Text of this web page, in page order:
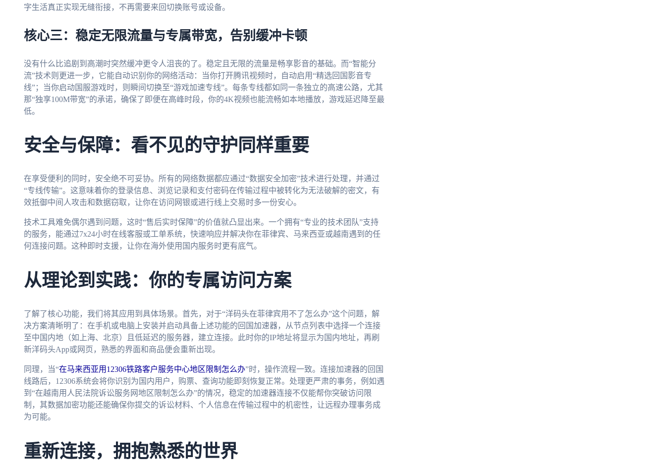
字生活真正实现无缝衔接，不再需要来回切换账号或设备。
核心三：稳定无限流量与专属带宽，告别缓冲卡顿
没有什么比追剧到高潮时突然缓冲更令人沮丧的了。稳定且无限的流量是畅享影音的基础。而“智能分
流”技术则更进一步，它能自动识别你的网络活动：当你打开腾讯视频时，自动启用“精选回国影音专
线”；当你启动国服游戏时，则瞬间切换至“游戏加速专线”。每条专线都如同一条独立的高速公路，尤其
那“独享100M带宽”的承诺，确保了即便在高峰时段，你的4K视频也能流畅如本地播放，游戏延迟降至最
低。
安全与保障：看不见的守护同样重要
在享受便利的同时，安全绝不可妥协。所有的网络数据都应通过“数据安全加密”技术进行处理，并通过
“专线传输”。这意味着你的登录信息、浏览记录和支付密码在传输过程中被转化为无法破解的密文，有
效抵御中间人攻击和数据窃取，让你在访问网银或进行线上交易时多一份安心。
技术工具难免偶尔遇到问题，这时“售后实时保障”的价值就凸显出来。一个拥有“专业的技术团队”支持
的服务，能通过7x24小时在线客服或工单系统，快速响应并解决你在菲律宾、马来西亚或越南遇到的任
何连接问题。这种即时支援，让你在海外使用国内服务时更有底气。
从理论到实践：你的专属访问方案
了解了核心功能，我们将其应用到具体场景。首先，对于“洋码头在菲律宾用不了怎么办”这个问题，解
决方案清晰明了：在手机或电脑上安装并启动具备上述功能的回国加速器，从节点列表中选择一个连接
至中国内地（如上海、北京）且低延迟的服务器，建立连接。此时你的IP地址将显示为国内地址，再刷
新洋码头App或网页，熟悉的界面和商品便会重新出现。
同理，当“在马来西亚用12306铁路客户服务中心地区限制怎么办”时，操作流程一致。连接加速器的回国
线路后，12306系统会将你识别为国内用户，购票、查询功能即刻恢复正常。处理更严肃的事务，例如遇
到“在越南用人民法院诉讼服务网地区限制怎么办”的情况，稳定的加速器连接不仅能帮你突破访问限
制，其数据加密功能还能确保你提交的诉讼材料、个人信息在传输过程中的机密性，让远程办理事务成
为可能。
重新连接，拥抱熟悉的世界